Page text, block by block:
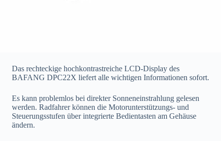
Das rechteckige hochkontrastreiche LCD-Display des
BAFANG DPC22X liefert alle wichtigen Informationen sofort.
Es kann problemlos bei direkter Sonneneinstrahlung gelesen
werden. Radfahrer können die Motorunterstützungs- und
Steuerungsstufen über integrierte Bedientasten am Gehäuse
ändern.